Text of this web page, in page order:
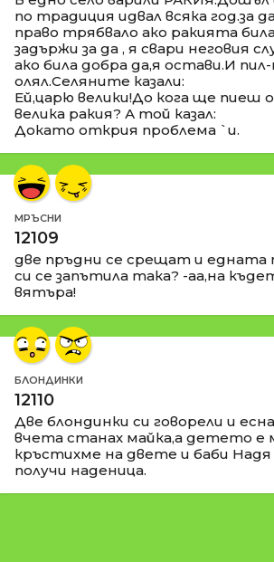
по традиция идвал всяка год.за
право трябвало ако ракията
задържи за да , я свари неговия
ако била добра да,я остави.И
олял.Селяните казали:
Ей,царю велики!До кога ще
велика ракия? А той казал:
Докато открия проблема `и.
МРЪСНИ
12109
две пръдни се срещат и едната
си се запътила така? -аа,на
вятъра!
БЛОНДИНКИ
12110
Две блондинки си говорели и
вчета станах майка,а детето е
кръстихме на двете и баби Надя
получи наденица.